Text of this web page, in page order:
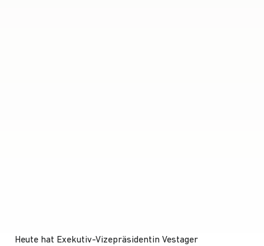
Heute hat Exekutiv-Vizepräsidentin Vestager